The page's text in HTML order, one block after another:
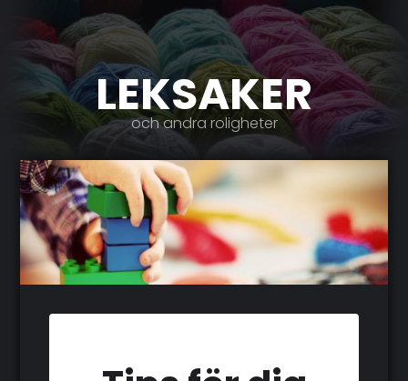
LEKSAKER
och andra roligheter